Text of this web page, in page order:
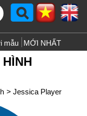
mẫu MỚI NHẤT
> Jessica Player